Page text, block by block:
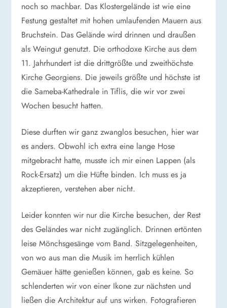
noch so machbar. Das Klostergelände ist wie eine
Festung gestaltet mit hohen umlaufenden Mauern aus
Bruchstein. Das Gelände wird drinnen und draußen
als Weingut genutzt. Die orthodoxe Kirche aus dem
11. Jahrhundert ist die drittgrößte und zweithöchste
Kirche Georgiens. Die jeweils größte und höchste ist
die Sameba-Kathedrale in Tiflis, die wir vor zwei
Wochen besucht hatten.
Diese durften wir ganz zwanglos besuchen, hier war
es anders. Obwohl ich extra eine lange Hose
mitgebracht hatte, musste ich mir einen Lappen (als
Rock-Ersatz) um die Hüfte binden. Ich muss es ja
akzeptieren, verstehen aber nicht.
Leider konnten wir nur die Kirche besuchen, der Rest
des Geländes war nicht zugänglich. Drinnen ertönten
leise Mönchsgesänge vom Band. Sitzgelegenheiten,
von wo aus man die Musik im herrlich kühlen
Gemäuer hätte genießen können, gab es keine. So
schlenderten wir von einer Ikone zur nächsten und
ließen die Architektur auf uns wirken. Fotografieren